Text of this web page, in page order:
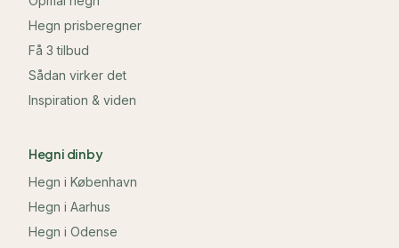
Hegn prisberegner
Få 3 tilbud
Sådan virker det
Inspiration & viden
Hegn i din by
Hegn i København
Hegn i Aarhus
Hegn i Odense